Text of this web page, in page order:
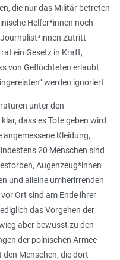
die nur das Militär betreten
Helfer*innen noch
Zutritt
ein Gesetz in Kraft,
von Geflüchteten erlaubt.
werden ignoriert.
unter den
dass es Tote geben wird
angemessene Kleidung,
20 Menschen sind
Augenzeug*innen
und alleine umherirrenden
Ort sind am Ende ihrer
das Vorgehen der
aber bewusst zu den
der polnischen Armee
Menschen, die dort